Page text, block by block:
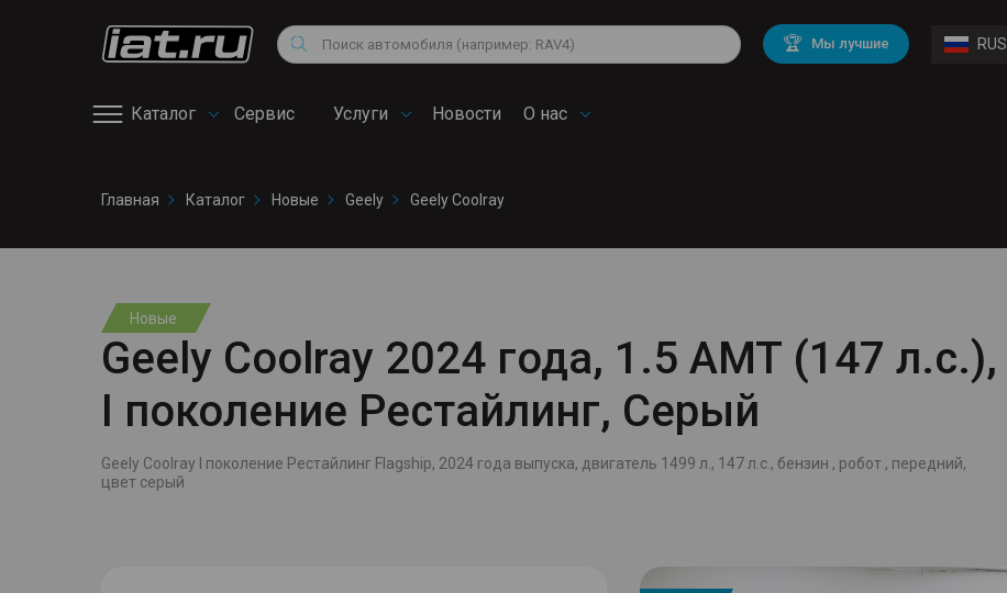
Поиск 🏆 Мы лучшие RUS
Каталог Сервис
сервис
Услуги Новости О нас
Снегоходы
Квадроциклы
Volkswagen
Mitsubishi BMW
Audi
Chevrolet Volvo
Главная Каталог Новые Geely Geely Coolray
Новые
Geely Coolray 2024 года, 1.5 AMT (147 л.с.),
I поколение Рестайлинг, Серый
Geely Coolray I поколение Рестайлинг Flagship, 2024 года выпуска, двигатель 1499 л., 147 л.с., бензин , робот , передний,
цвет серый